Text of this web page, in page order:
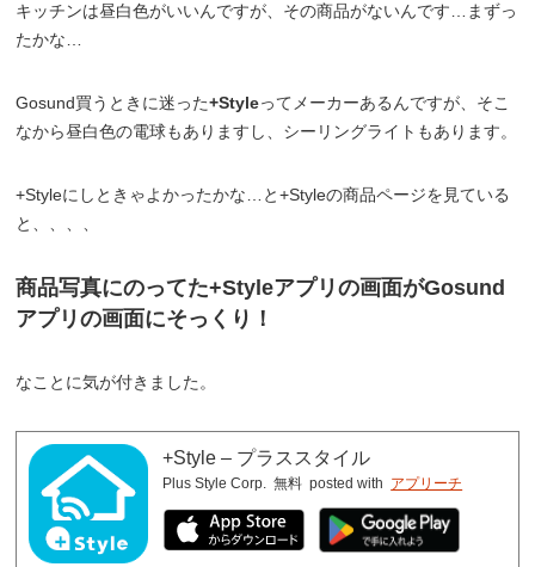
キッチンは昼白色がいいんですが、その商品がないんです…まずっ
たかな…
Gosund買うときに迷った+Styleってメーカーあるんですが、そこ
なから昼白色の電球もありますし、シーリングライトもあります。
+Styleにしときゃよかったかな…と+Styleの商品ページを見ている
と、、、、
商品写真にのってた+Styleアプリの画面がGosund
アプリの画面にそっくり！
なことに気が付きました。
+Style – プラススタイル
Plus Style Corp. 無料 posted with アプリーチ